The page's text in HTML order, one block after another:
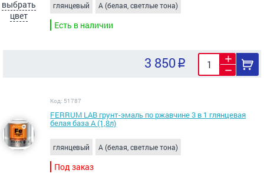
выбрать
цвет
глянцевый A (белая, светлые тона)
Есть в наличии
3 850
Код: 51787
FERRUM LAB грунт-эмаль по ржавчине 3 в 1 глянцевая
белая база А (1,8л)
глянцевый A (белая, светлые тона)
Под заказ